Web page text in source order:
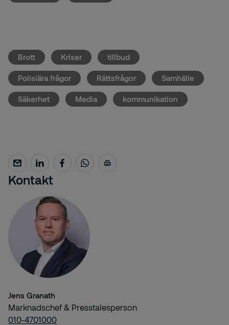
Kontakt
Jens Granath
Marknadschef & Presstalesperson
010-4701000
Brott Kriser tillbud
Polisiära frågor Rättsfrågor Samhälle
Säkerhet Media kommunikation